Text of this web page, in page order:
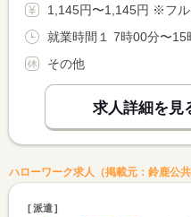
1,145円〜1,145円 ※フルタイム求人の場合は月額
その他
求人詳細を見
ハローワーク求人（掲載元：鈴鹿公共
派遣